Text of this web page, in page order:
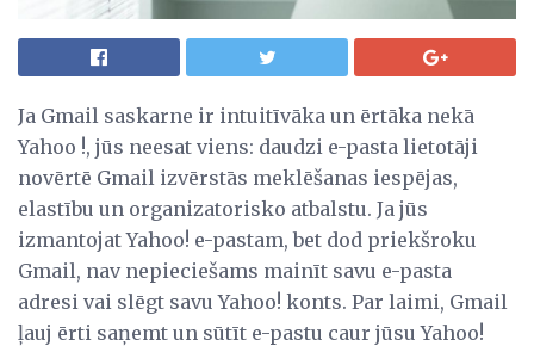
Ja Gmail saskarne ir intuitīvāka un ērtāka nekā
Yahoo !, jūs neesat viens: daudzi e-pasta lietotāji
novērtē Gmail izvērstās meklēšanas iespējas,
elastību un organizatorisko atbalstu. Ja jūs
izmantojat Yahoo! e-pastam, bet dod priekšroku
Gmail, nav nepieciešams mainīt savu e-pasta
adresi vai slēgt savu Yahoo! konts. Par laimi, Gmail
ļauj ērti saņemt un sūtīt e-pastu caur jūsu Yahoo!